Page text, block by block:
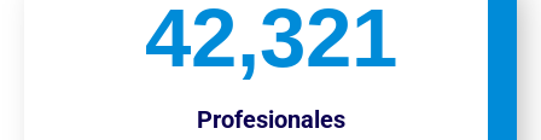
42,321
Profesionales